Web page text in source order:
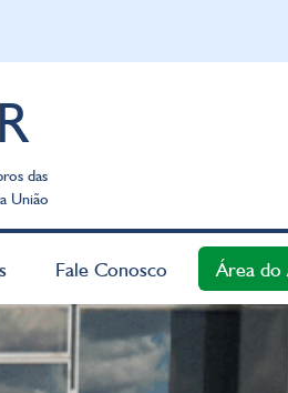
das
União
Fale Conosco Área do